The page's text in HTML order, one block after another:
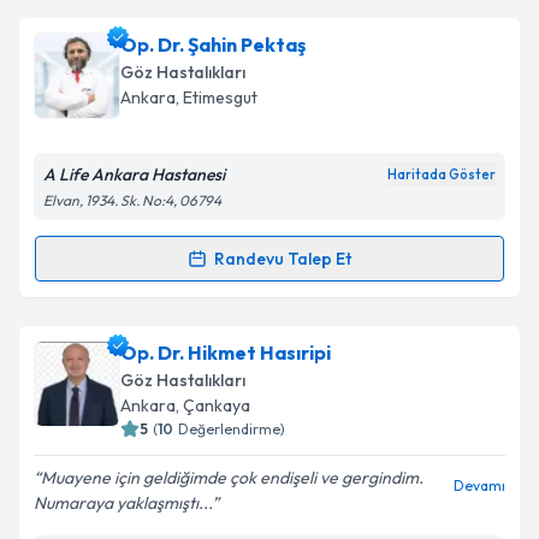
Op. Dr. Sibel Şalvarlıiçin randevu takvimi talebi
oluşturun. Size bu uzmandan randevu almanız için bir
takvim hazırlandığında e-posta ile bilgilendireceğiz.
Kişisel verilerimin işlenmesine ilişkin
Metni'ni okudum ve kişisel verilerimin belirtilen
Takvim Talebini Gönder
Op. Dr. Şahin Pektaş
Göz Hastalıkları
Ankara, Etimesgut
A Life Ankara Hastanesi Haritada Göster
Elvan, 1934. Sk. No:4, 06794
Randevu Talep Et
Randevu Takvimi Talebi
Op. Dr. Şahin Pektaşiçin randevu takvimi talebi
oluşturun. Size bu uzmandan randevu almanız için bir
takvim hazırlandığında e-posta ile bilgilendireceğiz.
Op. Dr. Hikmet Hasıripi
Göz Hastalıkları
Ankara, Çankaya
5 (10 Değerlendirme)
Muayene için geldiğimde çok endişeli ve gergindim.
Numaraya yaklaşmıştı...
Devamı